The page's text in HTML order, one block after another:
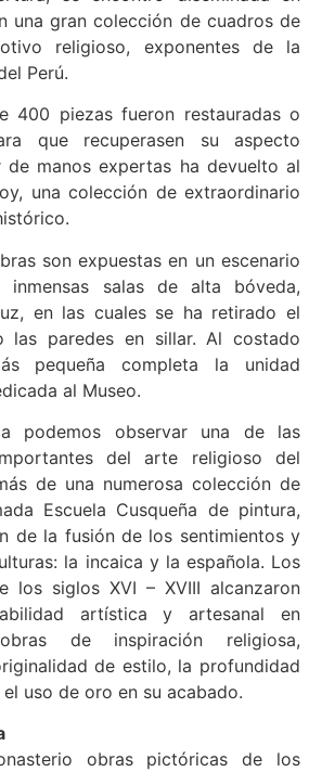
una gran colección de cuadros de
religioso, exponentes de la
Perú.
400 piezas fueron restauradas o
que recuperasen su aspecto
de manos expertas ha devuelto al
una colección de extraordinario
son expuestas en un escenario
inmensas salas de alta bóveda,
en las cuales se ha retirado el
las paredes en sillar. Al costado
pequeña completa la unidad
al Museo.
podemos observar una de las
del arte religioso del
de una numerosa colección de
Escuela Cusqueña de pintura,
de la fusión de los sentimientos y
la incaica y la española. Los
los siglos XVI – XVIII alcanzaron
artística y artesanal en
obras de inspiración religiosa,
de estilo, la profundidad
uso de oro en su acabado.
obras pictóricas de los